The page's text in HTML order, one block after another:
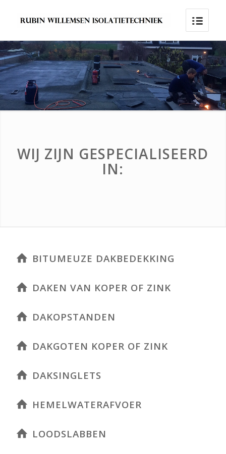
WIJ ZIJN GESPECIALISEERD
IN:
BITUMEUZE DAKBEDEKKING
DAKEN VAN KOPER OF ZINK
DAKOPSTANDEN
DAKGOTEN KOPER OF ZINK
DAKSINGLETS
HEMELWATERAFVOER
LOODSLABBEN